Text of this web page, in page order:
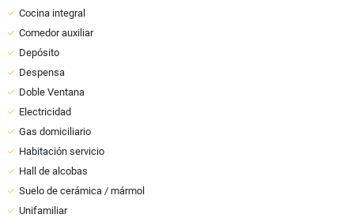
Cocina integral
Comedor auxiliar
Depósito
Despensa
Doble Ventana
Electricidad
Gas domiciliario
Habitación servicio
Hall de alcobas
Suelo de cerámica / mármol
Unifamiliar